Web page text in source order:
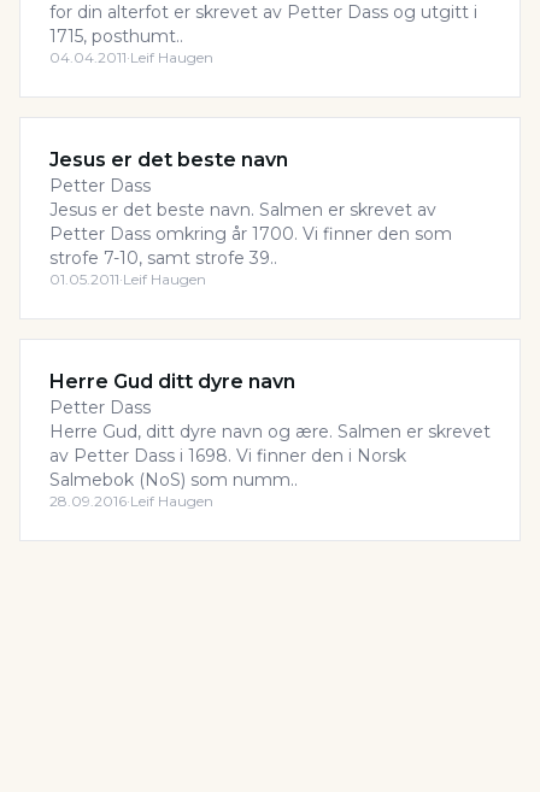
for din alterfot er skrevet av Petter Dass og utgitt i
1715, posthumt..
04.04.2011·Leif Haugen
Jesus er det beste navn
Petter Dass
Jesus er det beste navn. Salmen er skrevet av
Petter Dass omkring år 1700. Vi finner den som
strofe 7-10, samt strofe 39..
01.05.2011·Leif Haugen
Herre Gud ditt dyre navn
Petter Dass
Herre Gud, ditt dyre navn og ære. Salmen er skrevet
av Petter Dass i 1698. Vi finner den i Norsk
Salmebok (NoS) som numm..
28.09.2016·Leif Haugen